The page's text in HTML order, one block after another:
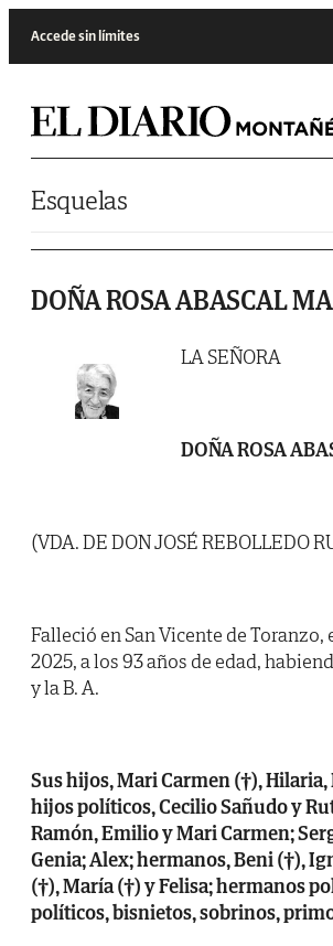
Accede sin límites
Esquelas
DOÑA ROSA ABASCAL
LA SEÑORA
DOÑA ROSA
(VDA. DE DON JOSÉ REBOLLEDO
Falleció en San Vicente de Toranzo,
2025, a los 93 años de edad,
y la B. A.
Sus hijos, Mari Carmen (†), Hilaria,
hijos políticos, Cecilio Sañudo y
Ramón, Emilio y Mari Carmen;
Genia; Alex; hermanos, Beni (†),
(†), María (†) y Felisa; hermanos
políticos, bisnietos, sobrinos,